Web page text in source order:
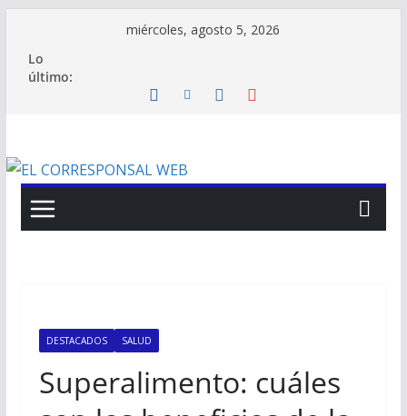
contenido
miércoles, agosto 5, 2026
Lo
último:
DESTACADOS SALUD
Superalimento: cuáles